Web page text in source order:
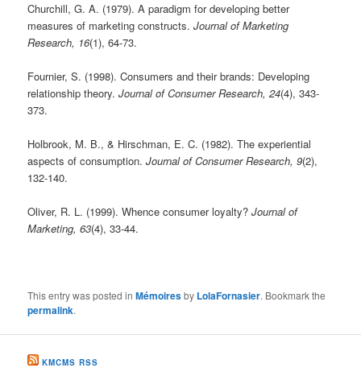
Churchill, G. A. (1979). A paradigm for developing better
measures of marketing constructs.Journal of Marketing
Research, 16(1), 64-73.
Fournier, S. (1998). Consumers and their brands: Developing
relationship theory.Journal of Consumer Research, 24(4), 343-
373.
Holbrook, M. B., & Hirschman, E. C. (1982). The experiential
aspects of consumption.Journal of Consumer Research, 9(2),
132-140.
Oliver, R. L. (1999). Whence consumer loyalty?Journal of
Marketing, 63(4), 33-44.
This entry was posted inMémoiresby LolaFornasier. Bookmark the
permalink.
KMCMS RSS